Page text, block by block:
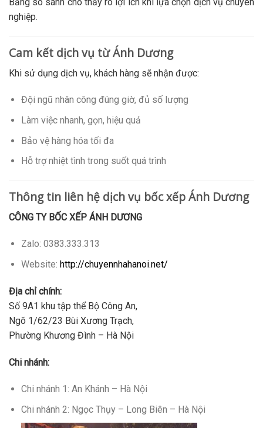
nghiệp.
Cam kết dịch vụ từ Ánh Dương
Khi sử dụng dịch vụ, khách hàng sẽ nhận được:
Đội ngũ nhân công đúng giờ, đủ số lượng
Làm việc nhanh, gọn, hiệu quả
Bảo vệ hàng hóa tối đa
Hỗ trợ nhiệt tình trong suốt quá trình
Thông tin liên hệ dịch vụ bốc xếp Ánh Dương
CÔNG TY BỐC XẾP ÁNH DƯƠNG
Zalo: 0383.333.313
Website: http://chuyennhahanoi.net/
Địa chỉ chính:
Số 9A1 khu tập thể Bộ Công An,
Ngõ 1/62/23 Bùi Xương Trạch,
Phường Khương Đình – Hà Nội
Chi nhánh:
Chi nhánh 1: An Khánh – Hà Nội
Chi nhánh 2: Ngọc Thụy – Long Biên – Hà Nội